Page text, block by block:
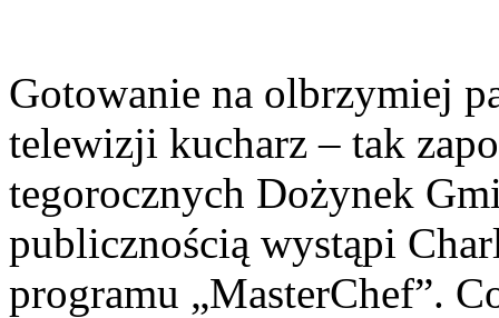
Gotowanie na olbrzymiej
telewizji kucharz – tak
tegorocznych Dożynek
publicznością wystąpi
programu „MasterChef”.